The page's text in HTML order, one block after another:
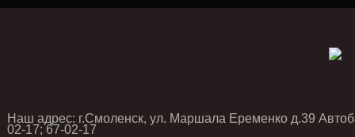
Наш адрес: г.Смоленск, ул. Маршала Еременко д.39
02-17; 67-02-17